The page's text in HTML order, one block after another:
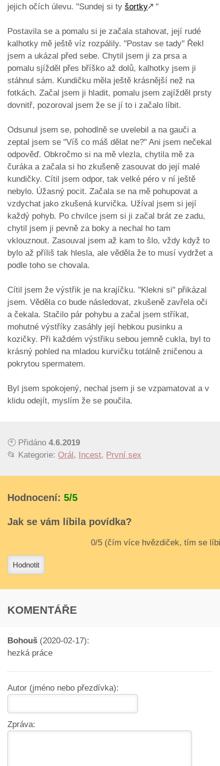
jejich očích úlevu. "Sundej si ty šortky🡕 "
Postavila se a pomalu si je začala stahovat, její rudé
kalhotky mě ještě víz rozpálily. "Postav se tady" Řekl
jsem a ukázal před sebe. Chytil jsem ji za prsa a
pomalu sjížděl přes bříško až dolů, kalhotky jsem ji
stáhnul sám. Kundičku měla ještě krásnější než na
fotkách. Začal jsem ji hladit, pomalu jsem zajížděl prsty
dovnitř, pozoroval jsem že se jí to i začalo líbit.
Odsunul jsem se, pohodlně se uvelebil a na gauči a
zeptal jsem se "Víš co máš dělat ne?" Ani jsem nečekal
odpověď. Obkročmo si na mě vlezla, chytila mě za
čuráka a začala si ho zkušeně zasouvat do její malé
kundičky. Cítil jsem odpor, tak velké péro v ní ještě
nebylo. Úžasný pocit. Začala se na mě pohupovat a
vzdychat jako zkušená kurvička. Užíval jsem si její
každý pohyb. Po chvilce jsem si ji začal brát ze zadu,
chytil jsem ji pevně za boky a nechal ho tam
vklouznout. Zasouval jsem až kam to šlo, vždy když to
bylo až příliš tak hlesla, ale věděla že to musí vydržet a
podle toho se chovala.
Cítil jsem že výstřik je na krajíčku. "Klekni si" přikázal
jsem. Věděla co bude následovat, zkušeně zavřela oči
a čekala. Stačilo pár pohybu a začal jsem stříkat,
mohutné výstříky zasáhly její hebkou pusinku a
kozičky. Při každém výstřiku sebou jemně cukla, byl to
krásný pohled na mladou kurvičku totálně zničenou a
pokrytou spermatem.
Byl jsem spokojený, nechal jsem ji se vzpamatovat a v
klidu odejít, myslím že se poučila.
🕙 Přidáno 4.6.2019
📂 Kategorie: Orál , Incest, První sex
Hodnocení: 5/5
Jak se vám líbila povídka?
Hodnotit
KOMENTÁŘE
Bohouš (2020-02-17):
hezká práce
Autor (jméno nebo přezdívka):
Zpráva: